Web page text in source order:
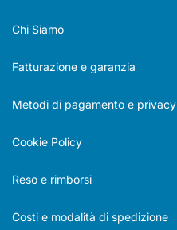
Chi Siamo
Fatturazione e garanzia
Metodi di pagamento e privacy
Cookie Policy
Reso e rimborsi
Costi e modalità di spedizione